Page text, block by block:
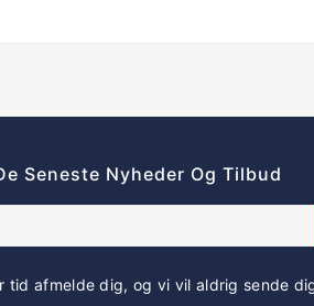
Seneste Nyheder Og Tilbud
tid afmelde dig, og vi vil aldrig sende